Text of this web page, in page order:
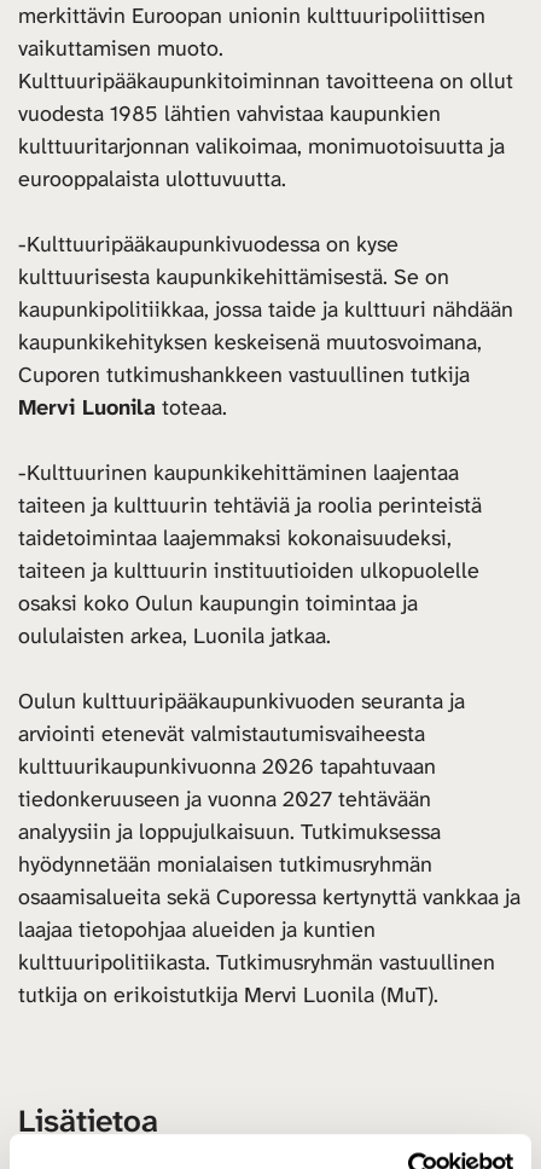
merkittävin Euroopan unionin kulttuuripoliittisen
vaikuttamisen muoto.
Kulttuuripääkaupunkitoiminnan tavoitteena on ollut
vuodesta 1985 lähtien vahvistaa kaupunkien
kulttuuritarjonnan valikoimaa, monimuotoisuutta ja
eurooppalaista ulottuvuutta.
-Kulttuuripääkaupunkivuodessa on kyse
kulttuurisesta kaupunkikehittämisestä. Se on
kaupunkipolitiikkaa, jossa taide ja kulttuuri nähdään
kaupunkikehityksen keskeisenä muutosvoimana,
Cuporen tutkimushankkeen vastuullinen tutkija
Mervi Luonila toteaa.
-Kulttuurinen kaupunkikehittäminen laajentaa
taiteen ja kulttuurin tehtäviä ja roolia perinteistä
taidetoimintaa laajemmaksi kokonaisuudeksi,
taiteen ja kulttuurin instituutioiden ulkopuolelle
osaksi koko Oulun kaupungin toimintaa ja
oululaisten arkea, Luonila jatkaa.
Oulun kulttuuripääkaupunkivuoden seuranta ja
arviointi etenevät valmistautumisvaiheesta
kulttuurikaupunkivuonna 2026 tapahtuvaan
tiedonkeruuseen ja vuonna 2027 tehtävään
analyysiin ja loppujulkaisuun. Tutkimuksessa
hyödynnetään monialaisen tutkimusryhmän
osaamisalueita sekä Cuporessa kertynyttä vankkaa ja
laajaa tietopohjaa alueiden ja kuntien
kulttuuripolitiikasta. Tutkimusryhmän vastuullinen
tutkija on erikoistutkija Mervi Luonila (MuT).
Lisätietoa